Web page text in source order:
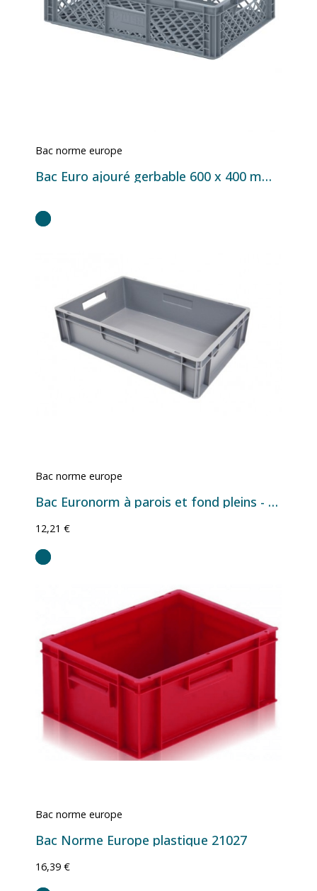
Bac norme europe
Bac Euro ajouré gerbable 600 x 400 mm en plastique PP – Disponible en 33L, 43L, 64L et 85L
Bac norme europe
Bac Euronorm à parois et fond pleins - 27 L - 600×400×150 mm
12,21 €
Bac norme europe
Bac Norme Europe plastique 21027
16,39 €